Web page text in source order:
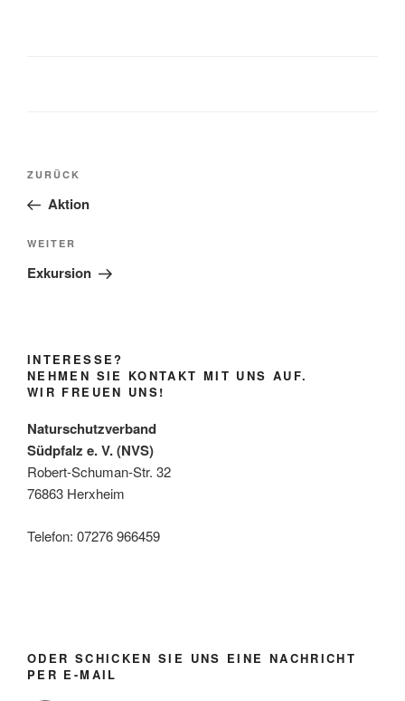
Beitragsnavigation
Vorheriger
Beitrag
ZURÜCK
Aktion
Nächster
Beitrag
WEITER
Exkursion
INTERESSE?
NEHMEN SIE KONTAKT MIT UNS AUF.
WIR FREUEN UNS!
Naturschutzverband
Südpfalz e. V. (NVS)
Robert-Schuman-Str. 32
76863 Herxheim
Telefon: 07276 966459
ODER SCHICKEN SIE UNS EINE NACHRICHT
PER E-MAIL